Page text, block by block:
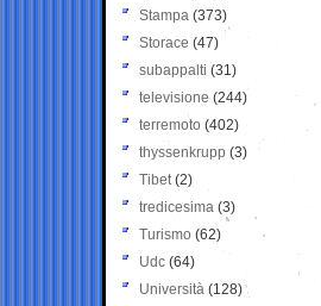
Stampa (373)
Storace (47)
subappalti (31)
televisione(244)
terremoto (402)
thyssenkrupp (3)
Tibet(2)
tredicesima (3)
Turismo (62)
Udc (64)
Università (128)